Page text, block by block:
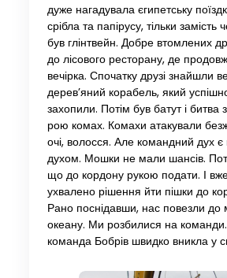
дуже нагадувала єгипетську
срібла та папірусу, тільки
був глінтвейн. Добре втомлених
до лісового ресторану, де
вечірка. Спочатку друзі знайшли
дерев’яний корабель, який
захопили. Потім був батут і битва
рою комах. Комахи атакували
очі, волосся. Але командний дух
духом. Мошки не мали шансів.
що до кордону рукою подати. І
ухвалено рішення йти пішки до
Рано поснідавши, нас повезли до
океану. Ми розбилися на
команда Бобрів швидко вникла у